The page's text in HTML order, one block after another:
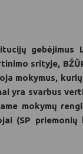
srityje,
mokymus,
yra svarbus
mokymų
(SP